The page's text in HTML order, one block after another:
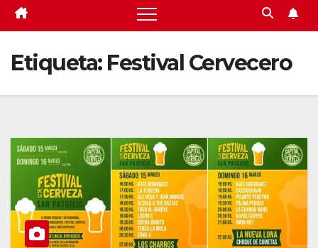
Etiqueta: Festival Cervecero